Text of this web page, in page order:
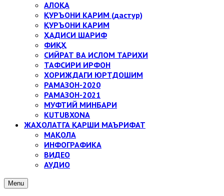
АЛОҚА
ҚУРЪОНИ КАРИМ (дастур)
ҚУРЪОНИ КАРИМ
ҲАДИСИ ШАРИФ
ФИҚҲ
СИЙРАТ ВА ИСЛОМ ТАРИХИ
ТАФСИРИ ИРФОН
ХОРИЖДАГИ ЮРТДОШИМ
РАМАЗОН-2020
РАМАЗОН-2021
МУФТИЙ МИНБАРИ
KUTUBXONA
ЖАҲОЛАТГА ҚАРШИ МАЪРИФАТ
МАҚОЛА
ИНФОГРАФИКА
ВИДЕО
АУДИО
Menu